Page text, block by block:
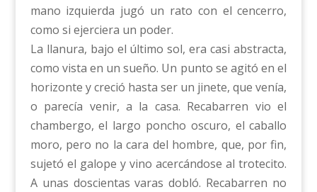
mano izquierda jugó un rato con el cencerro,
como si ejerciera un poder.
La llanura, bajo el último sol, era casi abstracta,
como vista en un sueño. Un punto se agitó en el
horizonte y creció hasta ser un jinete, que venía,
o parecía venir, a la casa. Recabarren vio el
chambergo, el largo poncho oscuro, el caballo
moro, pero no la cara del hombre, que, por fin,
sujetó el galope y vino acercándose al trotecito.
A unas doscientas varas dobló. Recabarren no